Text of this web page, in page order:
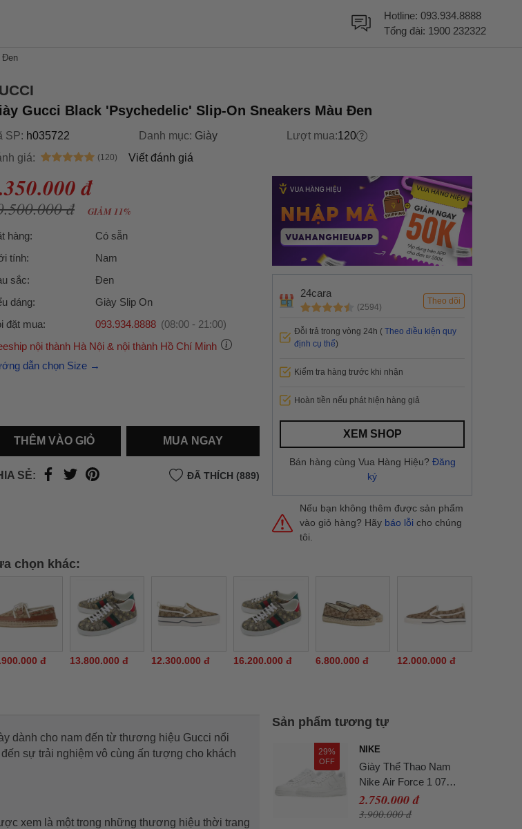
Hotline: 093.934.8888
Tổng đài: 1900 232322
Đen
Gucci Black 'Psychedelic' Slip-On Sneakers Màu Đen
SP: h035722 Danh mục: Giày Lượt mua:120
giá:
Viết đánh giá
đ
đ GIẢM 11%
hàng:
Có sẵn
tính:
Nam
sắc:
Đen
dáng:
Giày Slip On
đặt mua:
093.934.8888 (08:00 - 21:00)
nội thành Hà Nội & nội thành Hồ Chí Minh
Ưu đãi dành cho bạn
Lưu ý: Với các đơn hàng tại nội thành
thànhHồ Chí Minh
, khách hàng muốn giao nhanh
của khách hàng phí vận chuyển sẽ được thông báo
dẫn chọn Size →
THÊM VÀO GIỎ MUA NGAY
SẺ: ĐÃ THÍCH (889)
chọn khác:
đ 13.800.000 đ 12.300.000 đ 16.200.000 đ 6.800.000 đ 12.000.000 đ
dành cho nam đến từ thương hiệu Gucci nổi
sự trải nghiệm vô cùng ấn tượng cho khách
xem là một trong những thương hiệu thời trang
Sản phẩm tương tự
29%
OFF
NIKE
Giày Thể Thao Nam
Nike Air Force 1 07
White CW2288-
111/DD8959-100 Màu
2.750.000 đ
3.900.000 đ
24cara
(2594)
Theo dõi
Đỗi trả trong vòng 24h ( Theo điều kiện quy
định cụ thể)
Kiểm tra hàng trước khi nhận
Hoàn tiền nếu phát hiện hàng giả
XEM SHOP
Bán hàng cùng Vua Hàng Hiệu? Đăng
ký
Nếu bạn không thêm được sản phẩm
vào giỏ hàng? Hãy báo lỗi cho chúng
tôi.